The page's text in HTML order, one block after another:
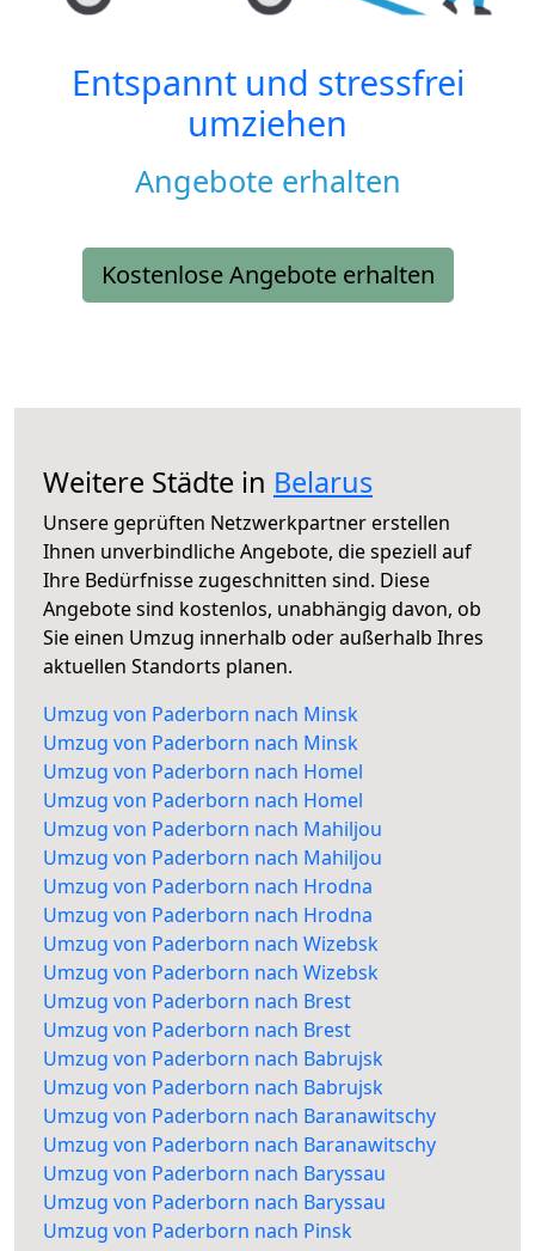
Entspannt und stressfrei
umziehen
Angebote erhalten
Kostenlose Angebote erhalten
Weitere Städte in Belarus
Unsere geprüften Netzwerkpartner erstellen
Ihnen unverbindliche Angebote, die speziell auf
Ihre Bedürfnisse zugeschnitten sind. Diese
Angebote sind kostenlos, unabhängig davon, ob
Sie einen Umzug innerhalb oder außerhalb Ihres
aktuellen Standorts planen.
Umzug von Paderborn nach Minsk
Umzug von Paderborn nach Minsk
Umzug von Paderborn nach Homel
Umzug von Paderborn nach Homel
Umzug von Paderborn nach Mahiljou
Umzug von Paderborn nach Mahiljou
Umzug von Paderborn nach Hrodna
Umzug von Paderborn nach Hrodna
Umzug von Paderborn nach Wizebsk
Umzug von Paderborn nach Wizebsk
Umzug von Paderborn nach Brest
Umzug von Paderborn nach Brest
Umzug von Paderborn nach Babrujsk
Umzug von Paderborn nach Babrujsk
Umzug von Paderborn nach Baranawitschy
Umzug von Paderborn nach Baranawitschy
Umzug von Paderborn nach Baryssau
Umzug von Paderborn nach Baryssau
Umzug von Paderborn nach Pinsk